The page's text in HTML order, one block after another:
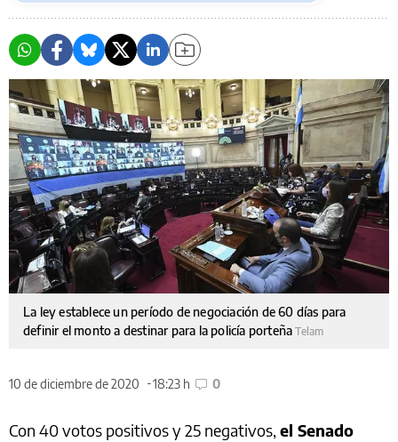
La ley establece un período de negociación de 60 días para
definir el monto a destinar para la policía porteñaTelam
10 de diciembre de 2020 18:23 h 0
Con 40 votos positivos y 25 negativos, el Senado